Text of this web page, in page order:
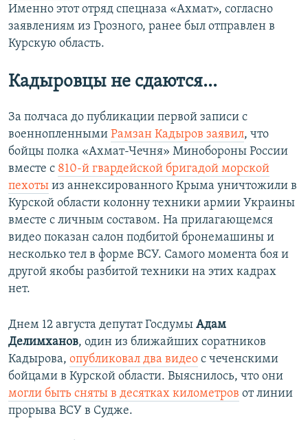
Именно этот отряд спецназа «Ахмат», согласно
заявлениям из Грозного, ранее был отправлен в
Курскую область.
Кадыровцы не сдаются...
За полчаса до публикации первой записи с
военнопленными Рамзан Кадыров заявил, что
бойцы полка «Ахмат-Чечня» Минобороны России
вместе с 810-й гвардейской бригадой морской
пехоты из аннексированного Крыма уничтожили в
Курской области колонну техники армии Украины
вместе с личным составом. На прилагающемся
видео показан салон подбитой бронемашины и
несколько тел в форме ВСУ. Самого момента боя и
другой якобы разбитой техники на этих кадрах
нет.
Днем 12 августа депутат Госдумы Адам
Делимханов, один из ближайших соратников
Кадырова, опубликовал два видео с чеченскими
бойцами в Курской области. Выяснилось, что они
могли быть сняты в десятках километров от линии
прорыва ВСУ в Судже.